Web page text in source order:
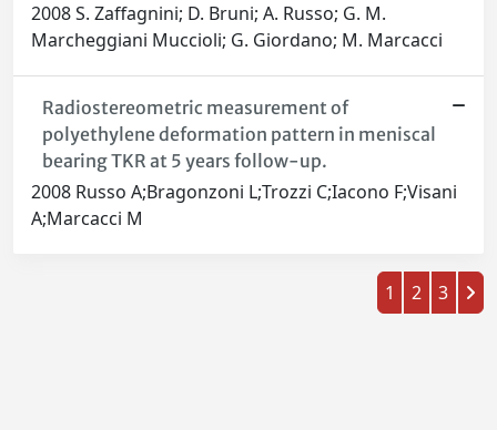
2008 S. Zaffagnini; D. Bruni; A. Russo; G. M.
Marcheggiani Muccioli; G. Giordano; M. Marcacci
Radiostereometric measurement of
polyethylene deformation pattern in meniscal
bearing TKR at 5 years follow-up.
2008 Russo A;Bragonzoni L;Trozzi C;Iacono F;Visani
A;Marcacci M
1 2 3